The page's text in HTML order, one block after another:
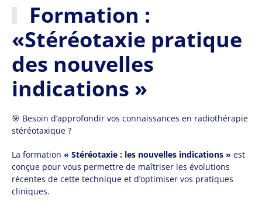
Formation :
«Stéréotaxie pratique
des nouvelles
indications »
🎯 Besoin d’approfondir vos connaissances en radiothérapie
stéréotaxique ?
La formation « Stéréotaxie : les nouvelles indications » est
conçue pour vous permettre de maîtriser les évolutions
récentes de cette technique et d’optimiser vos pratiques
cliniques.